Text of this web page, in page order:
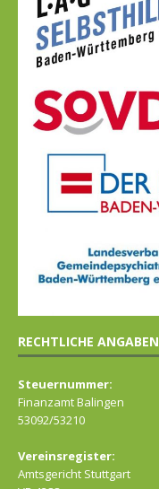
RECHTLICHE ANGABEN
Steuernummer:
Finanzamt Balingen
53092/53210
Vereinsregister:
Amtsgericht Stuttgart